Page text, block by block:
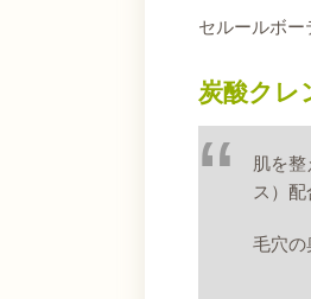
セルールボー
炭酸クレ
肌を
ス）配
毛穴の